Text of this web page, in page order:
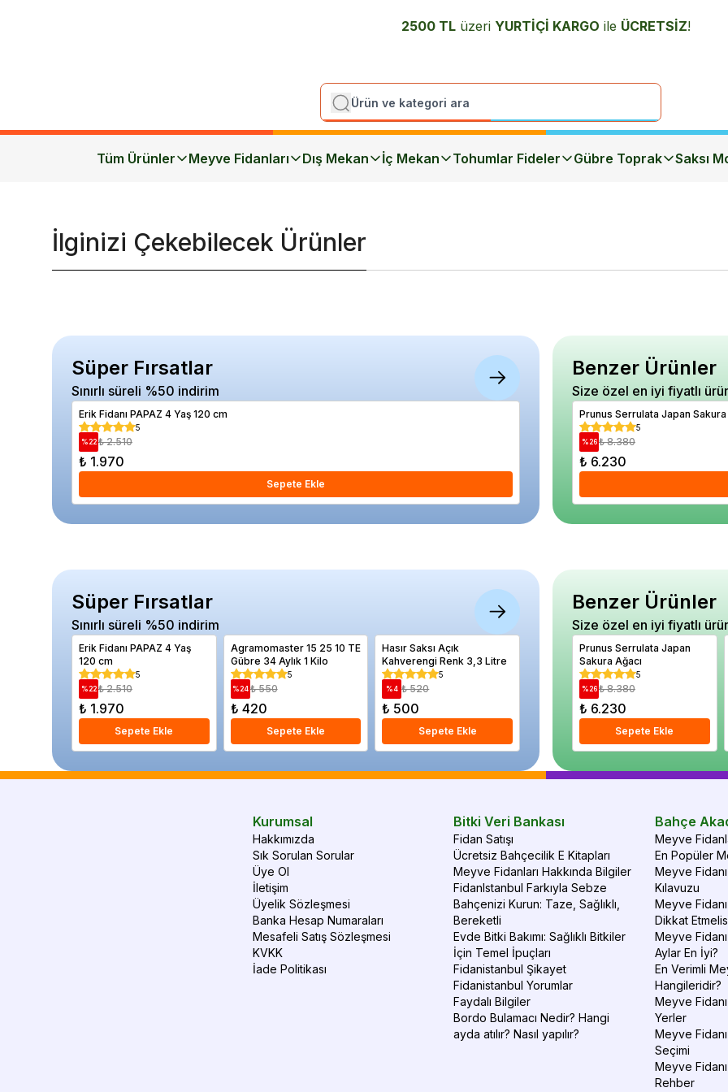
2500 TL üzeri YURTİÇİ KARGO ile ÜCRETSİZ!
Tüm Ürünler Meyve Fidanları Dış Mekan İç Mekan Tohumlar Fideler Gübre Toprak Saksı
İlginizi Çekebilecek Ürünler
Süper Fırsatlar
Sınırlı süreli %50 indirim
Erik Fidanı PAPAZ 4 Yaş 120 cm
5
%22 ₺ 2.510
₺ 1.970
Sepete Ekle
Agramomaster 15 25 10 TE Gübre 34
5
Benzer Ürünler
Size özel en iyi fiyatlı
Prunus Serrulata Japan Sakura
5
%26 ₺ 8.380
₺ 6.230
Süper Fırsatlar
Sınırlı süreli %50 indirim
Erik Fidanı PAPAZ 4 Yaş
120 cm
5
%22 ₺ 2.510
₺ 1.970
Sepete Ekle
Agramomaster 15 25 10 TE
Gübre 34 Aylık 1 Kilo
5
%24 ₺ 550
₺ 420
Sepete Ekle
Hasır Saksı Açık
Kahverengi Renk 3,3 Litre
5
%4 ₺ 520
₺ 500
Sepete Ekle
Erik Fidanı FRİAR 120 cm
5
Sepete Ekle
Bambu
robusta
₺
₺
Benzer Ürünler
Size özel en iyi fiyatlı
Prunus Serrulata Japan
Sakura Ağacı
5
%26 ₺ 8.380
₺ 6.230
Sepete Ekle
Kurumsal
Hakkımızda
Sık Sorulan Sorular
Üye Ol
İletişim
Üyelik Sözleşmesi
Banka Hesap Numaraları
Mesafeli Satış Sözleşmesi
KVKK
İade Politikası
Bitki Veri Bankası
Fidan Satışı
Ücretsiz Bahçecilik E Kitapları
Meyve Fidanları Hakkında Bilgiler
FidanIstanbul Farkıyla Sebze
Bahçenizi Kurun: Taze, Sağlıklı,
Bereketli
Evde Bitki Bakımı: Sağlıklı Bitkiler
İçin Temel İpuçları
Fidanistanbul Şikayet
Fidanistanbul Yorumlar
Faydalı Bilgiler
Bordo Bulamacı Nedir? Hangi
ayda atılır? Nasıl yapılır?
Bahçe
Meyve
En Popüler
Meyve
Kılavuzu
Meyve
Dikkat
Meyve
Aylar En İyi?
En Verimli
Hangileridir?
Meyve
Yerler
Meyve
Seçimi
Meyve Fidanı
Rehber